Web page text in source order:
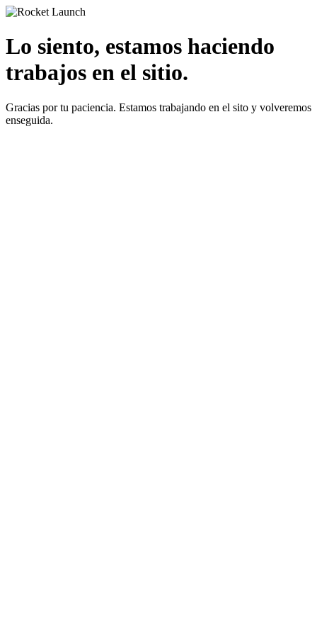
Lo siento, estamos haciendo
trabajos en el sitio.
Gracias por tu paciencia. Estamos trabajando en el sito y volveremos
enseguida.